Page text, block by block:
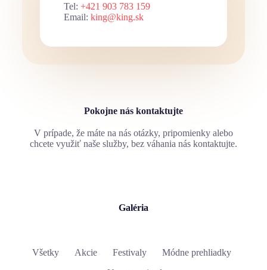
Tel: +421 903 783 159
Email: king@king.sk
Pokojne nás kontaktujte
V prípade, že máte na nás otázky, pripomienky alebo
chcete využiť naše služby, bez váhania nás kontaktujte.
Galéria
Všetky Akcie Festivaly
Módne prehliadky